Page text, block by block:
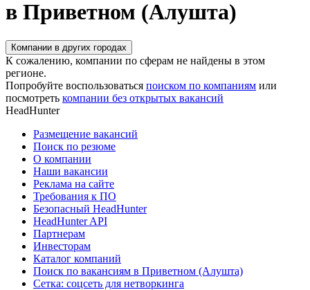
в Приветном (Алушта)
Компании в других городах
К сожалению, компании по сферам не найдены в этом
регионе.
Попробуйте воспользоваться поиском по компаниям или
посмотреть компании без открытых вакансий
HeadHunter
Размещение вакансий
Поиск по резюме
О компании
Наши вакансии
Реклама на сайте
Требования к ПО
Безопасный HeadHunter
HeadHunter API
Партнерам
Инвесторам
Каталог компаний
Поиск по вакансиям в Приветном (Алушта)
Сетка: соцсеть для нетворкинга